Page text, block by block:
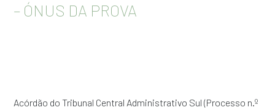
– ÓNUS DA PROVA
Acórdão do Tribunal Central Administrativo Sul (Processo n.º